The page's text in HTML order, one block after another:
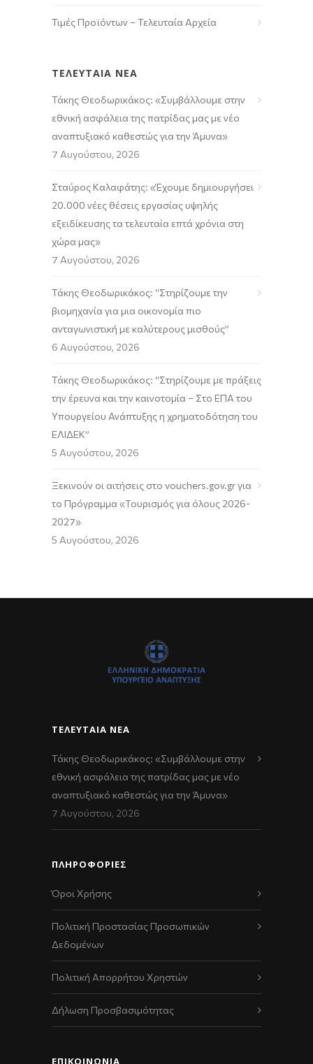
Τιμές Προϊόντων – Τελευταία Αρχεία
ΤΕΛΕΥΤΑΙΑ ΝΕΑ
Τάκης Θεοδωρικάκος: «Συμβάλλουμε στην
εθνική ασφάλεια της πατρίδας μας με νέο
αναπτυξιακό καθεστώς για την Άμυνα»
7 Αυγούστου, 2026
Σταύρος Καλαφάτης: «Έχουμε δημιουργήσει
20.000 νέες θέσεις εργασίας υψηλής
εξειδίκευσης τα τελευταία επτά χρόνια στη
χώρα μας»
7 Αυγούστου, 2026
Τάκης Θεοδωρικάκος: “Στηρίζουμε την
βιομηχανία για μια οικονομία πιο
ανταγωνιστική με καλύτερους μισθούς”
6 Αυγούστου, 2026
Τάκης Θεοδωρικάκος: “Στηρίζουμε με πράξεις
την έρευνα και την καινοτομία – Στο ΕΠΑ του
Υπουργείου Ανάπτυξης η χρηματοδότηση του
ΕΛΙΔΕΚ”
5 Αυγούστου, 2026
Ξεκινούν οι αιτήσεις στο vouchers.gov.gr για
το Πρόγραμμα «Τουρισμός για όλους 2026-
2027»
5 Αυγούστου, 2026
ΤΕΛΕΥΤΑΊΑ ΝΈΑ
Τάκης Θεοδωρικάκος: «Συμβάλλουμε στην
εθνική ασφάλεια της πατρίδας μας με νέο
αναπτυξιακό καθεστώς για την Άμυνα»
7 Αυγούστου, 2026
ΠΛΗΡΟΦΟΡΙΕΣ
Όροι Χρήσης
Πολιτική Προστασίας Προσωπικών
Δεδομένων
Πολιτική Απορρήτου Χρηστών
Δήλωση Προσβασιμότητας
ΕΠΙΚΟΙΝΩΝΊΑ